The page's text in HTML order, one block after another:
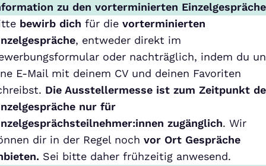
zu den vorterminierten
bewirb dich für dievorterminierten
, entweder direkt im
oder nachträglich, indem du
E-Mail mit deinem CV und deinen Favoriten
Die Ausstellermesse ist zum Zeitpunkt
nur für
zugänglich. Wir
dir in der Regel nochvor Ort Gespräche
Sei bitte daher frühzeitig anwesend.